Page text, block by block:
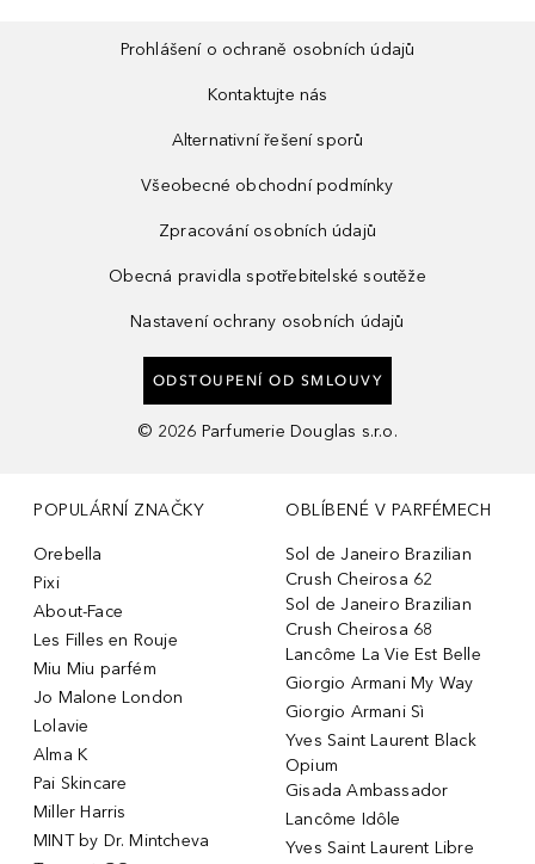
Prohlášení o ochraně osobních údajů
Kontaktujte nás
Alternativní řešení sporů
Všeobecné obchodní podmínky
Zpracování osobních údajů
Obecná pravidla spotřebitelské soutěže
Nastavení ochrany osobních údajů
ODSTOUPENÍ OD SMLOUVY
© 2026 Parfumerie Douglas s.r.o.
POPULÁRNÍ ZNAČKY
Orebella
Pixi
About-Face
Les Filles en Rouje
Miu Miu parfém
Jo Malone London
Lolavie
Alma K
Pai Skincare
Miller Harris
MINT by Dr. Mintcheva
OBLÍBENÉ V PARFÉMECH
Sol de Janeiro Brazilian
Crush Cheirosa 62
Sol de Janeiro Brazilian
Crush Cheirosa 68
Lancôme La Vie Est Belle
Giorgio Armani My Way
Giorgio Armani Sì
Yves Saint Laurent Black
Opium
Gisada Ambassador
Lancôme Idôle
Yves Saint Laurent Libre